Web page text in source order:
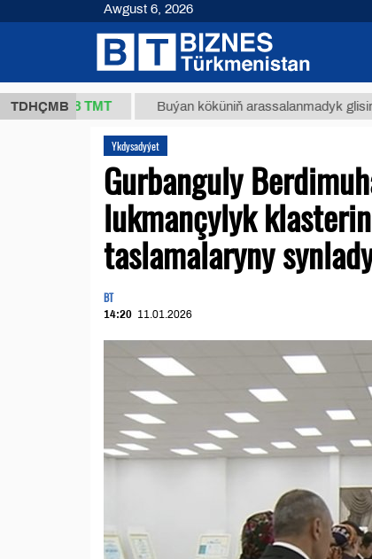
TDHÇMB
37,8 ТМТ Buýan köküniň arassalanmadyk glisirrizin
Ykdysadyýet
Gurbanguly
lukmançylyk
taslamalaryny
BT
14:20 11.01.2026
Awgust 6, 2026